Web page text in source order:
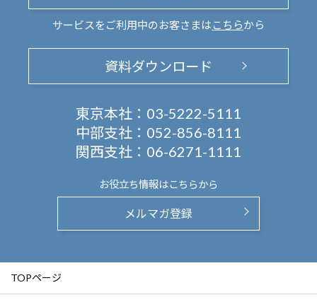
サービスをご利用中のお客さまは こちらから
資料ダウンロード
東京本社： 03-5222-5111
中部支社： 052-856-8111
関西支社： 06-6271-1111
お役立ち情報はこちらから
メルマガ登録
TOPページ